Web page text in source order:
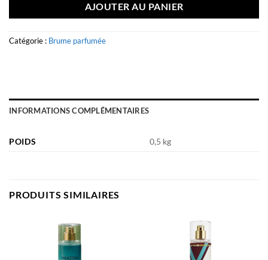
AJOUTER AU PANIER
Catégorie : Brume parfumée
INFORMATIONS COMPLÉMENTAIRES
POIDS 0,5 kg
PRODUITS SIMILAIRES